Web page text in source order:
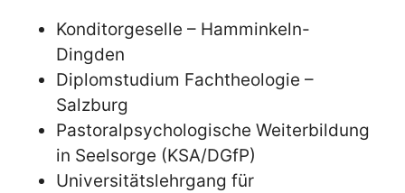
Konditorgeselle – Hamminkeln-
Dingden
Diplomstudium Fachtheologie –
Salzburg
Pastoralpsychologische Weiterbildung
in Seelsorge (KSA/DGfP)
Universitätslehrgang für